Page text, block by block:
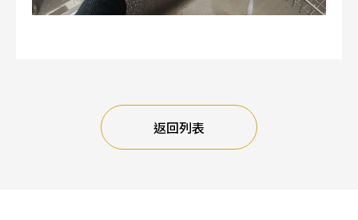
返回列表